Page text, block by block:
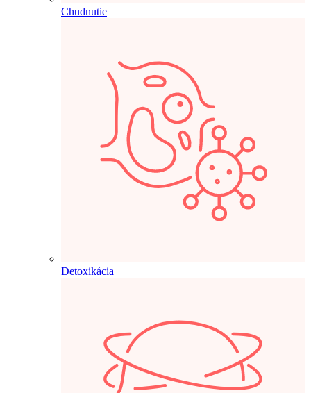
Chudnutie
Detoxikácia